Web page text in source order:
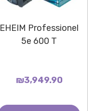
EHEIM Professionel
5e 600 T
₪3,949.90